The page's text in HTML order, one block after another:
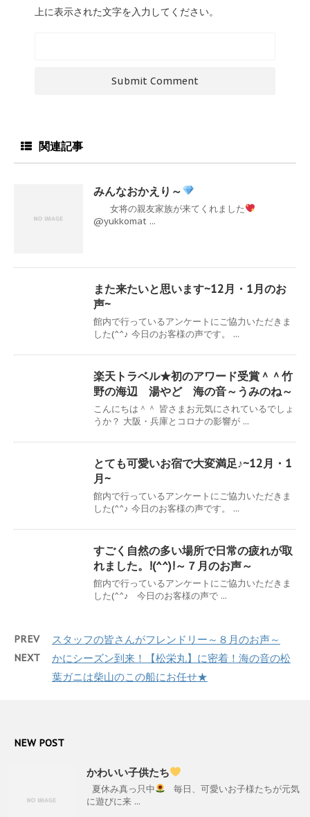
上に表示された文字を入力してください。
関連記事
みんなおかえり～
女将の親友家族が来てくれました
@yukkomat ...
また来たいと思います~12月・1月のお
声~
館内で行っているアンケートにご協力いただきま
した(^^♪ 今日のお客様の声です。 ...
楽天トラベル★初のアワード受賞＾＾竹
野の海辺 湯やど 海の音～うみのね～
こんにちは＾＾ 皆さまお元気にされているでしょ
うか？ 大阪・兵庫とコロナの影響が ...
とても可愛いお宿で大変満足♪~12月・1
月~
館内で行っているアンケートにご協力いただきま
した(^^♪ 今日のお客様の声です。 ...
すごく自然の多い場所で日常の疲れが取
れました。!(^^)!～７月のお声～
館内で行っているアンケートにご協力いただきま
した(^^♪ 今日のお客様の声で ...
PREV スタッフの皆さんがフレンドリー～８月のお声～
NEXT
かにシーズン到来！【松栄丸】に密着！海の音の松
葉ガニは柴山のこの船にお任せ★
NEW POST
かわいい子供たち
夏休み真っ只中
毎日、可愛いお子様たちが元気
に遊びに来 ...